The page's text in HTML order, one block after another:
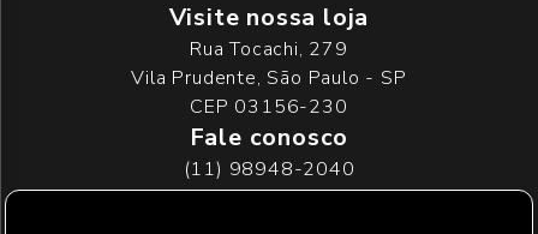
Visite nossa loja
Rua Tocachi, 279
Vila Prudente, São Paulo - SP
CEP 03156-230
Fale conosco
(11) 98948-2040
(11) 2916-7054